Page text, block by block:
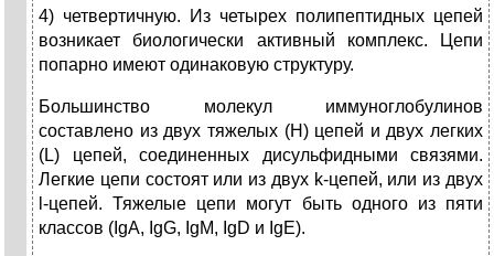
4) четвертичную. Из четырех полипептидных цепей
возникает биологически активный комплекс. Цепи
попарно имеют одинаковую структуру.
Большинство молекул иммуноглобулинов
составлено из двух тяжелых (H) цепей и двух легких
(L) цепей, соединенных дисульфидными связями.
Легкие цепи состоят или из двух k-цепей, или из двух
l-цепей. Тяжелые цепи могут быть одного из пяти
классов (IgA, IgG, IgM, IgD и IgE).